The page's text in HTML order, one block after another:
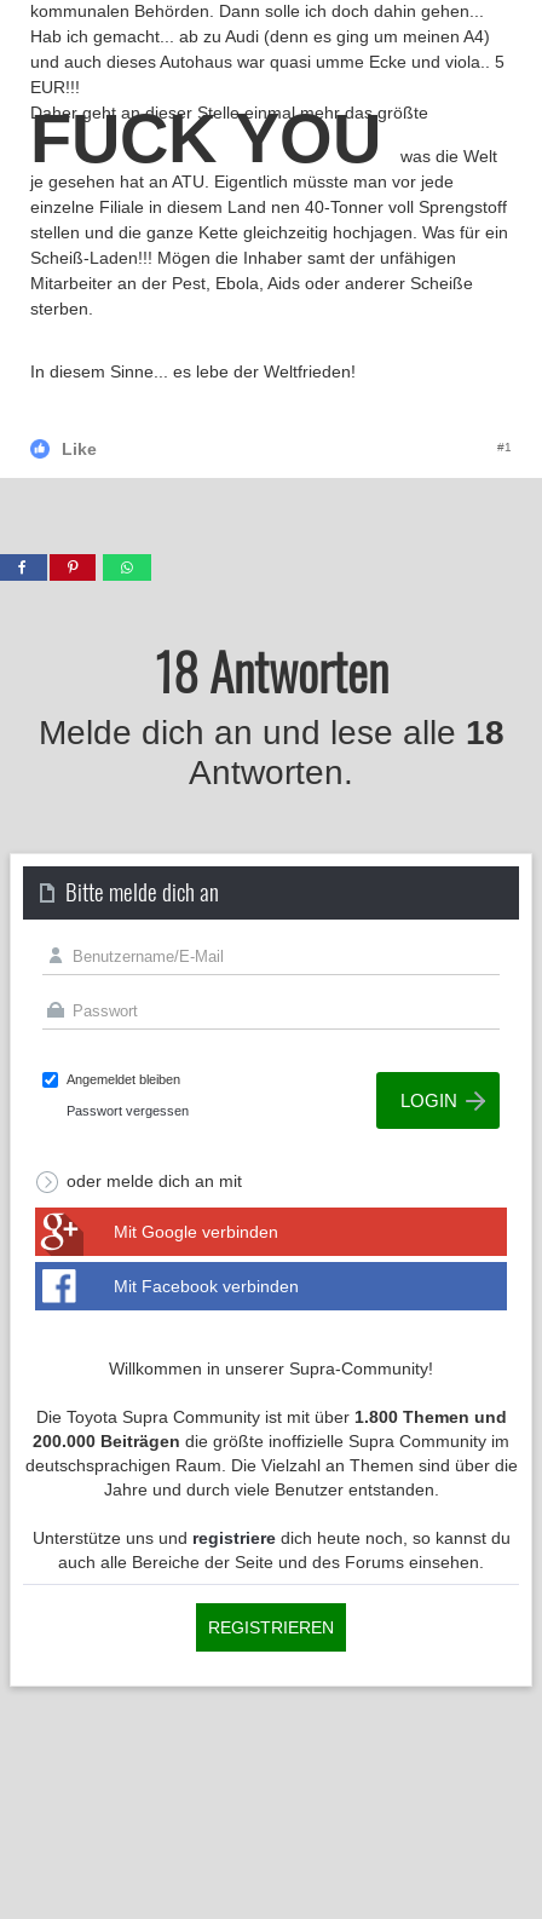
kommunalen Behörden. Dann solle ich doch dahin gehen...
Hab ich gemacht... ab zu Audi (denn es ging um meinen A4)
und auch dieses Autohaus war quasi umme Ecke und viola.. 5
EUR!!!
Daher geht an dieser Stelle einmal mehr das größte
FUCK YOUwas die Welt
je gesehen hat an ATU. Eigentlich müsste man vor jede
einzelne Filiale in diesem Land nen 40-Tonner voll Sprengstoff
stellen und die ganze Kette gleichzeitig hochjagen. Was für ein
Scheiß-Laden!!! Mögen die Inhaber samt der unfähigen
Mitarbeiter an der Pest, Ebola, Aids oder anderer Scheiße
sterben.
In diesem Sinne... es lebe der Weltfrieden!
Like #1
18 Antworten
Melde dich an und lese alle 18
Antworten.
Bitte melde dich an
Angemeldet bleiben
Passwort vergessen
oder melde dich an mit
Mit Google verbinden
Mit Facebook verbinden
Willkommen in unserer Supra-Community!
Die Toyota Supra Community ist mit über 1.800 Themen und
200.000 Beiträgen die größte inoffizielle Supra Community im
deutschsprachigen Raum. Die Vielzahl an Themen sind über die
Jahre und durch viele Benutzer entstanden.
Unterstütze uns und registrieredich heute noch, so kannst du
auch alle Bereiche der Seite und des Forums einsehen.
REGISTRIEREN